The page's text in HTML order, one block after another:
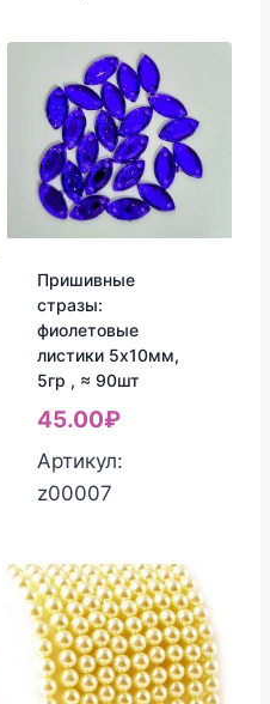
Пришивные
стразы:
фиолетовые
листики 5х10мм,
5гр , ≈ 90шт
45.00₽
Артикул:
z00007